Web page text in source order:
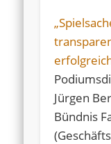
Jürgen
Bündnis